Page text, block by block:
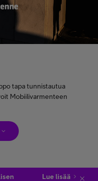
tapa tunnistautua
Mobiilivarmenteen
Lue lisää